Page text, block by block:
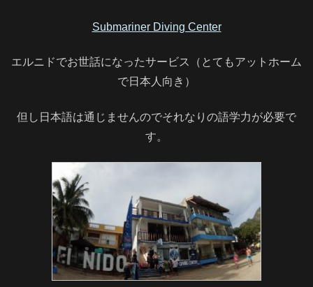
Submariner Diving Center
エルニドでお世話になったサービス（とてもアットホーム
で日本人向き）
但し日本語は通じませんのでそれなりの語学力が必要で
す。